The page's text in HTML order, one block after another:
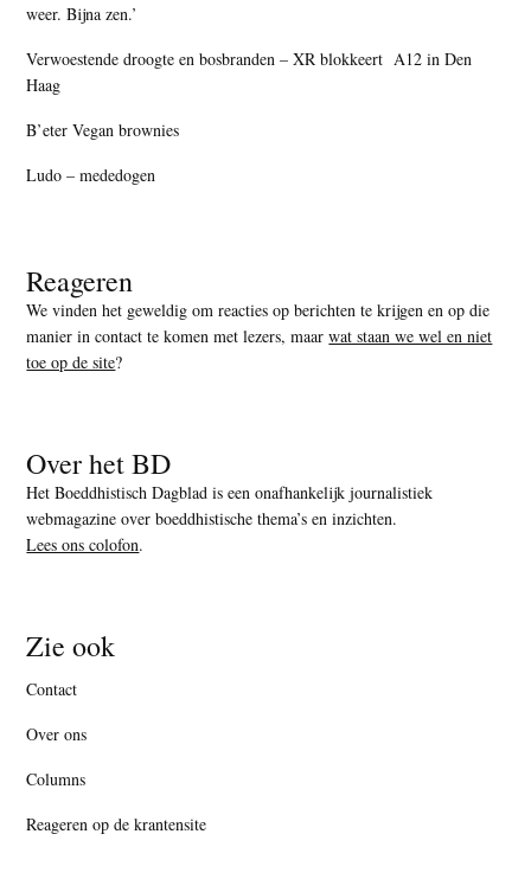
weer. Bijna zen.’
Verwoestende droogte en bosbranden – XR blokkeert A12 in Den
Haag
B’eter Vegan brownies
Ludo – mededogen
Reageren
We vinden het geweldig om reacties op berichten te krijgen en op die
manier in contact te komen met lezers, maarwat staan we wel en niet
toe op de site?
Over het BD
Het Boeddhistisch Dagblad is een onafhankelijk journalistiek
webmagazine over boeddhistische thema’s en inzichten.
Lees ons colofon.
Zie ook
Contact
Over ons
Columns
Reageren op de krantensite